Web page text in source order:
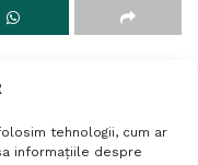
tehnologii, cum ar
informațiile despre